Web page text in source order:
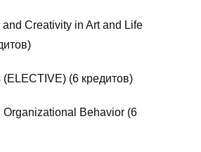
Creativity in Art and Life
(6 кредитов)
Organizational Behavior (6